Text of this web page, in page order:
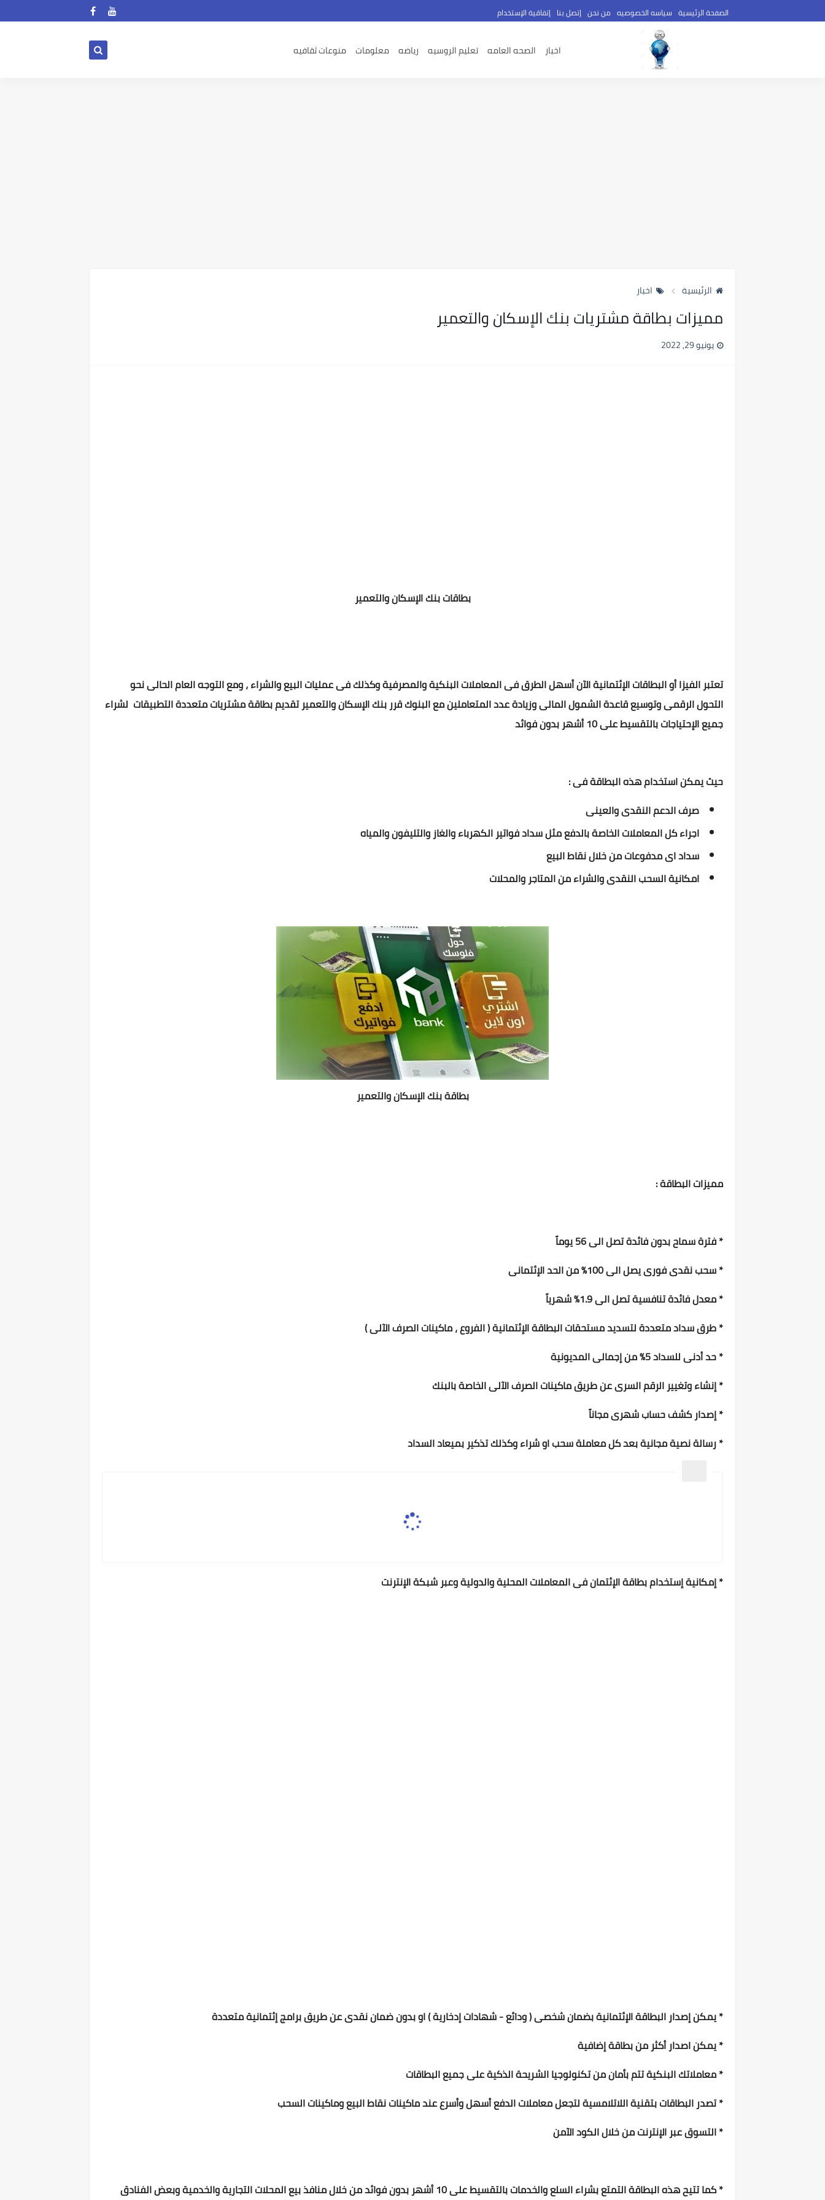
الصفحة الرئيسية سياسه الخصوصيه من نحن إتصل بنا إتفاقية الإستخدام
اخبار الصحه العامه تعليم الروسيه رياضه معلومات منوعات ثقافيه
الرئيسية اخبار
مميزات بطاقة مشتريات بنك الإسكان والتعمير
يونيو 29, 2022
بطاقات بنك الإسكان والتعمير
تعتبر الفيزا أو البطاقات الإئتمانية الآن أسهل الطرق فى المعاملات البنكية والمصرفية وكذلك فى عمليات البيع والشراء ، ومع التوجه العام الحالى نحو
التحول الرقمى وتوسيع قاعدة الشمول المالى وزيادة عدد المتعاملين مع البنوك قرر بنك الإسكان والتعمير تقديم بطاقة مشتريات متعددة التطبيقات لشراء
جميع الإحتياجات بالتقسيط على 10 أشهر بدون فوائد
حيث يمكن استخدام هذه البطاقة فى :
صرف الدعم النقدى والعينى
اجراء كل المعاملات الخاصة بالدفع مثل سداد فواتير الكهرباء والغاز والتليفون والمياه
سداد اى مدفوعات من خلال نقاط البيع
امكانية السحب النقدى والشراء من المتاجر والمحلات
بطاقة بنك الإسكان والتعمير
مميزات البطاقة :
* فترة سماح بدون فائدة تصل الى 56 يوماً
* سحب نقدى فورى يصل الى 100% من الحد الإئتمانى
* معدل فائدة تنافسية تصل الى 1.9% شهرياً
* طرق سداد متعددة لتسديد مستحقات البطاقة الإئتمانية ( الفروع ، ماكينات الصرف الآلى )
* حد أدنى للسداد 5% من إجمالى المديونية
* إنشاء وتغيير الرقم السرى عن طريق ماكينات الصرف الآلى الخاصة بالبنك
* إصدار كشف حساب شهرى مجاناً
* رسالة نصية مجانية بعد كل معاملة سحب او شراء وكذلك تذكير بميعاد السداد
* إمكانية إستخدام بطاقة الإئتمان فى المعاملات المحلية والدولية وعبر شبكة الإنترنت
* يمكن إصدار البطاقة الإئتمانية بضمان شخصى ( ودائع - شهادات إدخارية ) او بدون ضمان نقدى عن طريق برامج إئتمانية متعددة
* يمكن اصدار أكثر من بطاقة إضافية
* معاملاتك البنكية تتم بأمان من تكنولوجيا الشريحة الذكية على جميع البطاقات
* تصدر البطاقات بتقنية اللاتلامسية لتجعل معاملات الدفع أسهل وأسرع عند ماكينات نقاط البيع وماكينات السحب
* التسوق عبر الإنترنت من خلال الكود الآمن
* كما تتيح هذه البطاقة التمتع بشراء السلع والخدمات بالتقسيط على 10 أشهر بدون فوائد من خلال منافذ بيع المحلات التجارية والخدمية وبعض الفنادق